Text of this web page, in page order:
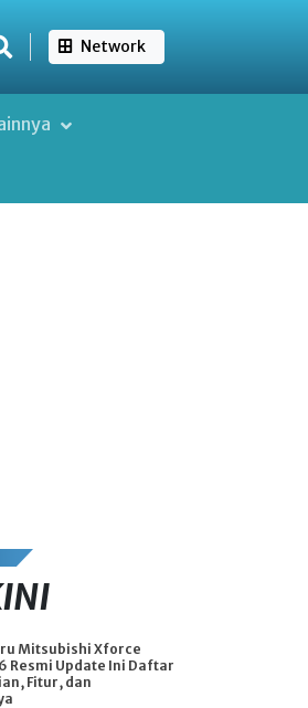
Network
Mitsubishi Xforce
Resmi Update Ini Daftar
Fitur, dan